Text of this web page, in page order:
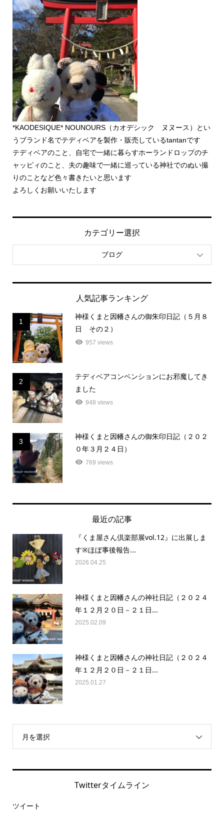
*KAODESIQUE* NOUNOURS（カオデシック ヌヌース）とい
うブランド名でテディベアを製作・販売しているtantanです
テディベアのこと、自宅で一緒に暮らすホーランドロップのチ
ャッピィのこと、夫の趣味で一緒に巡っている神社でのぬい撮
りのことなど色々書きたいと思います
よろしくお願いいたします
カテゴリー選択
ブログ
人気記事ランキング
1
神様くまと因幡さんの御朱印日記（５月８
日 その２）
957 views
2
テディベアコンベンションにお邪魔してき
ました
948 views
3
神様くまと因幡さんの御朱印日記（２０２
０年３月２４日）
769 views
最近の記事
『くま屋さん倶楽部展vol.12』に出展しま
す※ほぼ事後報告...
2026.04.25
神様くまと因幡さんの神社日記（２０２４
年１２月２０日－２１日...
2025.02.09
神様くまと因幡さんの神社日記（２０２４
年１２月２０日－２１日...
2025.01.27
月を選択
Twitterタイムライン
ツイート